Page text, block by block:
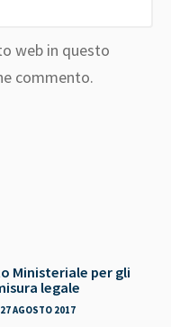
web in questo
commento.
Ministeriale per gli
legale
27 AGOSTO 2017